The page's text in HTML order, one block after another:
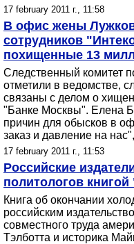
17 february 2011 г., 11:58
В офис жены
сотрудников
похищенные 13
Следственный комитет
отметили в ведомстве,
связаны с делом о
"Банке Москвы". Елена
причин для обысков в
заказ и давление на
17 february 2011 г., 11:53
Российские
политологов
Книга об окончании
российским
совместного труда
Тэлботта и историка